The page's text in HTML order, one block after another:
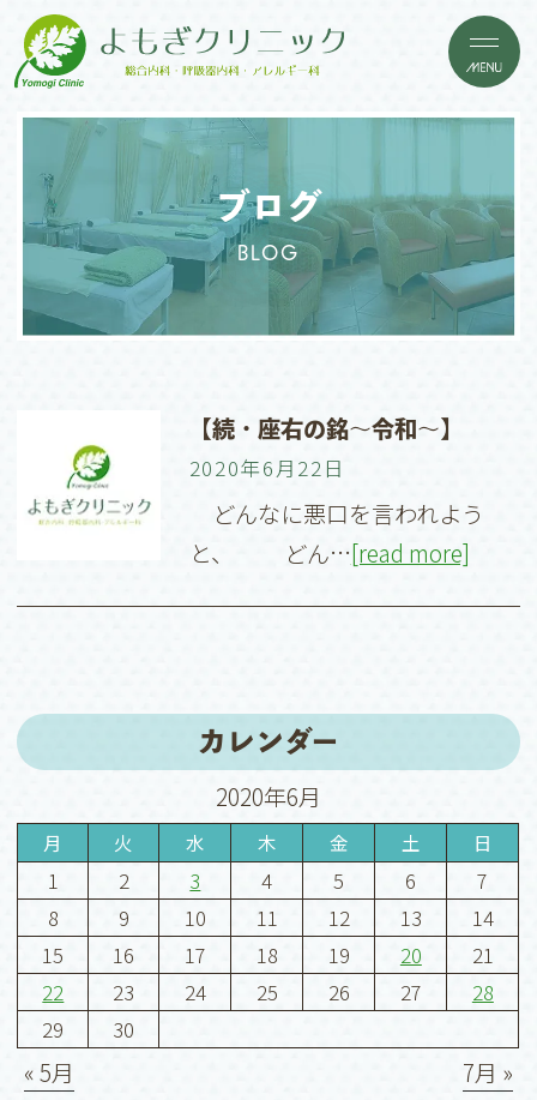
ブログ
BLOG
【続・座右の銘〜令和〜】
2020年6月22日
どんなに悪口を言われよう
と、 どん…[read more]
カレンダー
2020年6月
月 火 水 木 金 土 日
1 2 3 4 5 6
7
8
9 10 11 12 13
14
15
16 17 18 19 20
21
22
23 24 25 26 27
28
29
30
« 5月 7月 »